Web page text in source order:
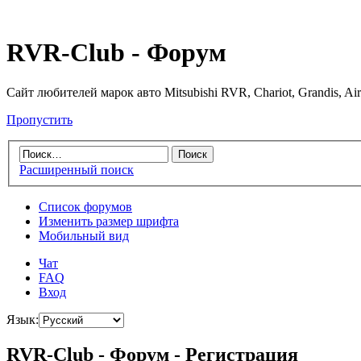
RVR-Club - Форум
Сайт любителей марок авто Mitsubishi RVR, Chariot, Grandis,
Пропустить
Расширенный поиск
Список форумов
Изменить размер шрифта
Мобильный вид
Чат
FAQ
Вход
Язык:
RVR-Club - Форум - Регистрация